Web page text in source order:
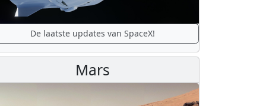
De laatste updates van SpaceX!
Mars